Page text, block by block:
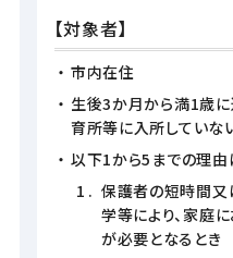
【対象者】
市内在住
生後3か月から満1歳
育所等に入所していな
以下1から5までの理
保護者の短時間又
学等により、家庭
が必要となるとき